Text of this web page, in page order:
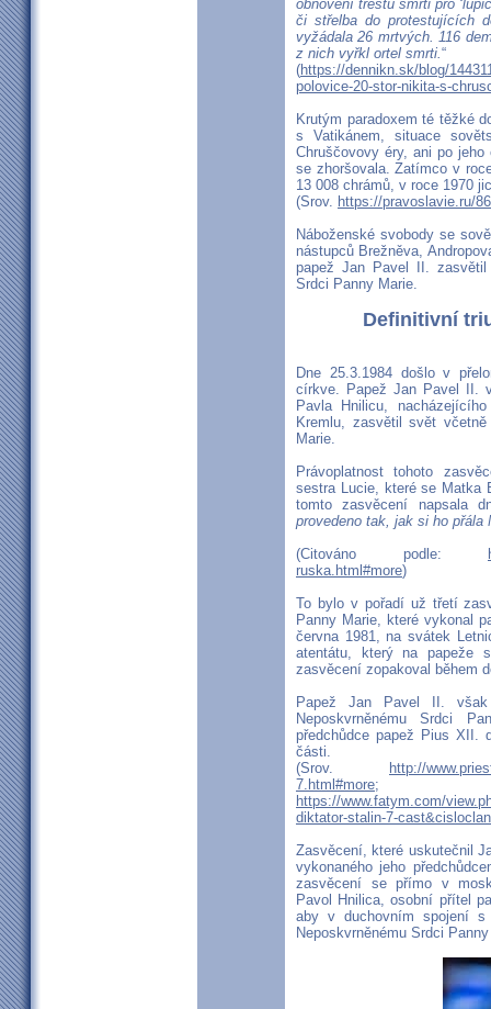
obnovení trestu smrti pro
či střelba do protestujících
vyžádala 26 mrtvých. 116
z nich vyřkl ortel smrti.“
(https://dennikn.sk/blog/
polovice-20-stor-nikita-s-
Krutým paradoxem té těžké
s Vatikánem, situace
Chruščovovy éry, ani po
se zhoršovala. Zatímco v
13 008 chrámů, v roce 1970
(Srov. https://pravoslavie.ru/
Náboženské svobody se
nástupců Brežněva,
papež Jan Pavel II. zasvětil
Srdci Panny Marie.
Definitivní
Dne 25.3.1984 došlo v
církve. Papež Jan Pavel II.
Pavla Hnilicu,
Kremlu, zasvětil svět
Marie.
Právoplatnost tohoto
sestra Lucie, které se Matka
tomto zasvěcení napsala
provedeno tak, jak si ho přála
(Citováno podle:
ruska.html#more)
To bylo v pořadí už třetí
Panny Marie, které vykonal
června 1981, na svátek
atentátu, který na papeže
zasvěcení zopakoval během
Papež Jan Pavel II.
Neposkvrněnému Srdci
předchůdce papež Pius
části.
(Srov.
http://
7.html#more;
https://www.fatym.com/
diktator-stalin-7-
Zasvěcení, které uskutečnil
vykonaného jeho
zasvěcení se přímo v
Pavol Hnilica, osobní přítel
aby v duchovním spojení s
Neposkvrněnému Srdci